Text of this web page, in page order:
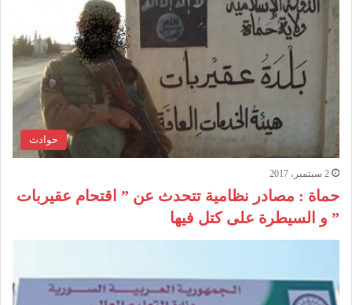
حوادث
2 سبتمبر، 2017
حماة : مصادر نظامية تتحدث عن ” اقتحام عقيربات
” و السيطرة على كتل فيها